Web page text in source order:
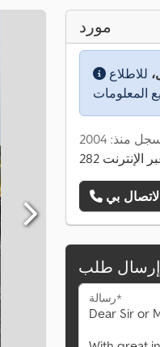
مورد
للاطلاع
منذ: 2004
الإنترنت
إرسال طلب
رسالة*